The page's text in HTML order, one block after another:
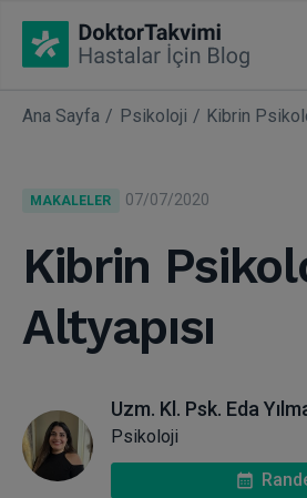
İHTISASLAR
Uzmanlıklar
Ana Sayfa Psikoloji Kibrin
MAKALELER 07/07/2020
Kibrin
Altyapısı
Uzm. Kl. Psk. Eda
Psikoloji